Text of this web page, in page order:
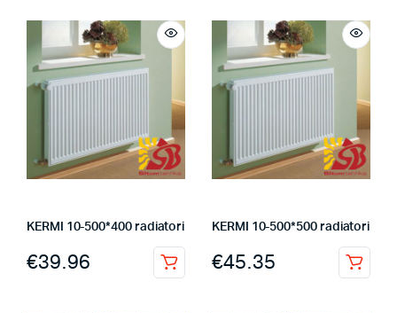
KERMI 10-500*400 radiatori
€39.96
KERMI 10-500*500 radiatori
€45.35